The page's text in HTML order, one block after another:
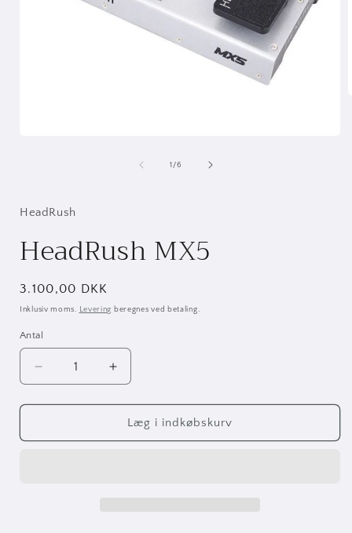
1 /af
6
HeadRush
HeadRush MX5
Normalpris
3.100,00 DKK
Inklusiv moms. Levering beregnes ved betaling.
Antal
Antal
Reducer
antallet
for
MX5
Øg
antallet
for
HeadRush
MX5
Læg i indkøbskurv